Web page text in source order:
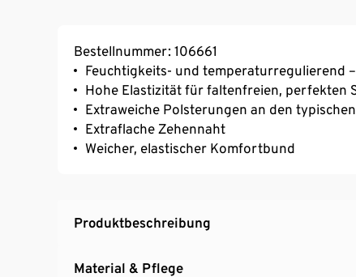
Bestellnummer: 106661
Feuchtigkeits- und temperaturregulierend
Hohe Elastizität für faltenfreien, perfekten
Extraweiche Polsterungen an den
Extraflache Zehennaht
Weicher, elastischer Komfortbund
Produktbeschreibung
Material & Pflege